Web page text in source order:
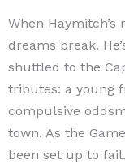
When
dreams break.
shuttled to the
tributes: a young
compulsive
town. As the
been set up to